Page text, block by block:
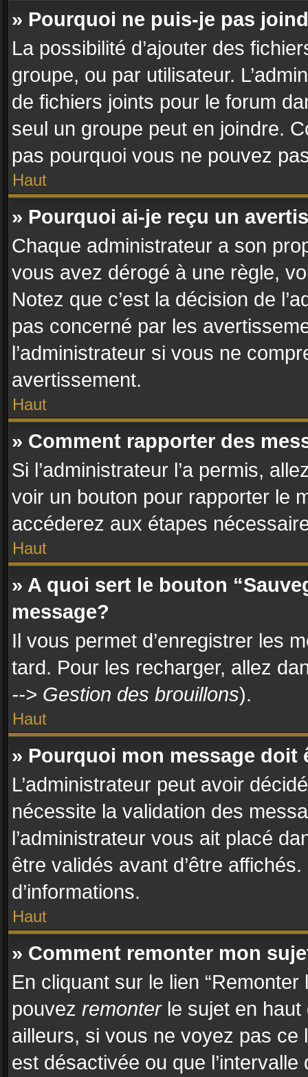
» Pourquoi ne puis-je pas
La possibilité d’ajouter des
groupe, ou par utilisateur.
de fichiers joints pour le forum
seul un groupe peut en joindre.
pas pourquoi vous ne pouvez
Haut
» Pourquoi ai-je reçu un
Chaque administrateur a son
vous avez dérogé à une règle,
Notez que c’est la décision de
pas concerné par les
l’administrateur si vous ne
avertissement.
Haut
» Comment rapporter des
Si l’administrateur l’a permis,
voir un bouton pour rapporter le
accéderez aux étapes
Haut
» A quoi sert le bouton
message?
Il vous permet d’enregistrer les
tard. Pour les recharger, allez
--> Gestion des brouillons).
Haut
» Pourquoi mon message doit
L’administrateur peut avoir
nécessite la validation des
l’administrateur vous ait placé
être validés avant d’être
d’informations.
Haut
» Comment remonter mon
En cliquant sur le lien
pouvez remonterle sujet en haut
ailleurs, si vous ne voyez pas ce
est désactivée ou que